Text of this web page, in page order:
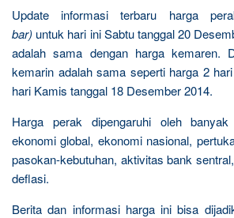
Update informasi terbaru harga
bar) untuk hari ini Sabtu tanggal 20
adalah sama dengan harga kemaren.
kemarin adalah sama seperti harga 2
hari Kamis tanggal 18 Desember 2014.
Harga perak dipengaruhi oleh banyak
ekonomi global, ekonomi nasional,
pasokan-kebutuhan, aktivitas bank
deflasi.
Berita dan informasi harga ini bisa